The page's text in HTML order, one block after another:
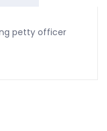
petty officer